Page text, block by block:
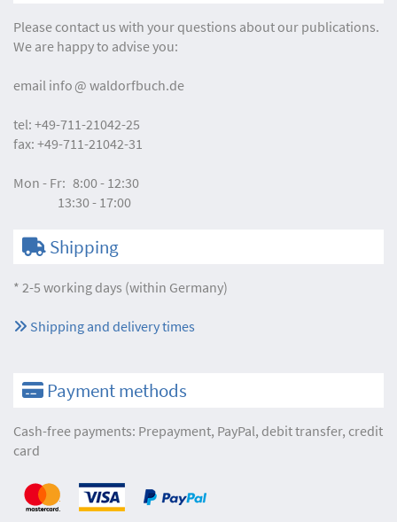
Please contact us with your questions about our publications.
We are happy to advise you:
email info waldorfbuch.de
tel: +49-711-21042-25
fax: +49-711-21042-31
Mon - Fr: 8:00 - 12:30
13:30 - 17:00
Shipping
* 2-5 working days (within Germany)
Shipping and delivery times
Payment methods
Cash-free payments: Prepayment, PayPal, debit transfer, credit
card